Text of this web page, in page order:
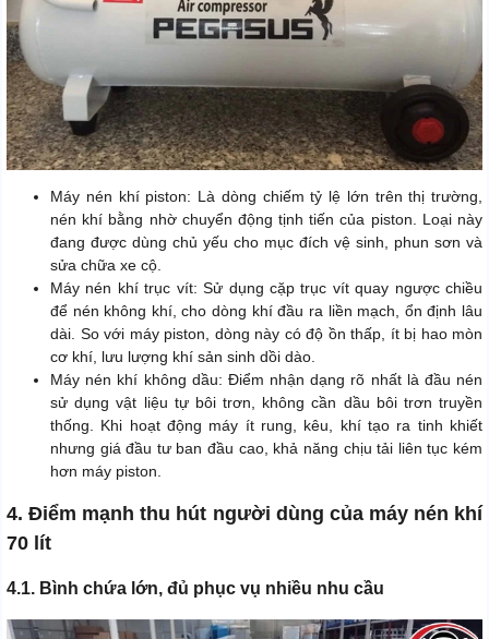
Máy nén khí piston: Là dòng chiếm tỷ lệ lớn trên thị trường,
nén khí bằng nhờ chuyển động tịnh tiến của piston. Loại này
đang được dùng chủ yếu cho mục đích vệ sinh, phun sơn và
sửa chữa xe cộ.
Máy nén khí trục vít: Sử dụng cặp trục vít quay ngược chiều
để nén không khí, cho dòng khí đầu ra liền mạch, ổn định lâu
dài. So với máy piston, dòng này có độ ồn thấp, ít bị hao mòn
cơ khí, lưu lượng khí sản sinh dồi dào.
Máy nén khí không dầu: Điểm nhận dạng rõ nhất là đầu nén
sử dụng vật liệu tự bôi trơn, không cần dầu bôi trơn truyền
thống. Khi hoạt động máy ít rung, kêu, khí tạo ra tinh khiết
nhưng giá đầu tư ban đầu cao, khả năng chịu tải liên tục kém
hơn máy piston.
4. Điểm mạnh thu hút người dùng của máy nén khí
70 lít
4.1. Bình chứa lớn, đủ phục vụ nhiều nhu cầu